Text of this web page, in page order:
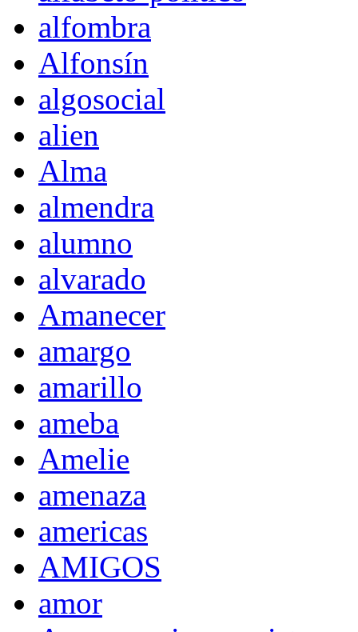
alfombra
Alfonsín
algosocial
alien
Alma
almendra
alumno
alvarado
Amanecer
amargo
amarillo
ameba
Amelie
amenaza
americas
AMIGOS
amor